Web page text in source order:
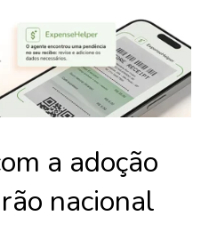
a adoção
nacional